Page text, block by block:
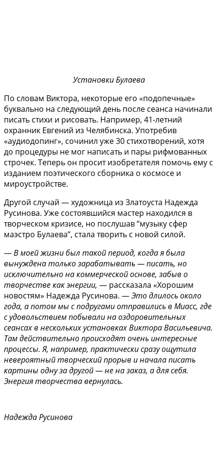
Установки Булаева
По словам Виктора, некоторые его «подопечные»
буквально на следующий день после сеанса начинали
писать стихи и рисовать. Например, 41-летний
охранник Евгений из Челябинска. Употребив
«аудиодопинг», сочинил уже 30 стихотворений, хотя
до процедуры не мог написать и пары рифмованных
строчек. Теперь он просит изобретателя помочь ему с
изданием поэтического сборника о космосе и
мироустройстве.
Другой случай — художница из Златоуста Надежда
Русинова. Уже состоявшийся мастер находился в
творческом кризисе, но послушав “музыку сфер
маэстро Булаева”, стала творить с новой силой.
—В моей жизни был такой период, когда я была
вынуждена только зарабатывать — писать, но
исключительно на коммерческой основе, забыв о
творчестве как энергии, — рассказала «Хорошим
новостям» Надежда Русинова. —Это длилось около
года, а потом мы с подругами отправились в Миасс, где
с удовольствием побывали на оздоровительных
сеансах в нескольких установках Виктора Васильевича.
Там действительно происходят очень интересные
процессы. Я, например, практически сразу ощутила
невероятный творческий прорыв и начала писать
картины одну за другой — не на заказ, а для себя.
Энергия творчества вернулась.
Надежда Русинова